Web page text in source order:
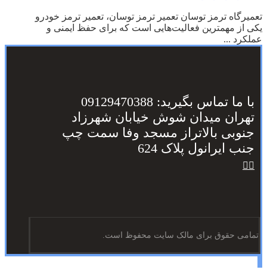
تعمیرگاه ترمز توسان تعمیر ترمز توسان، تعمیر ترمز خودرو
یکی از مهمترین فعالیت‌هایی است که برای حفظ ایمنی و
عملکرد ...
با ما تماس بگیرید: 09129470388
تهران میدان شوش خیابان شهرزاد
جنوبی بالاتراز مسجد وفا سمت چپ
جنب ایرانول پلاک 624
تمامی حقوق برای مالک سایت محفوظ است.